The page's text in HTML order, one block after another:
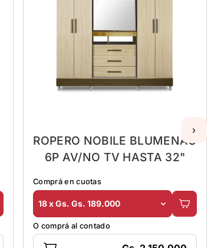
ROPERO NOBILE BLUMENAU
6P AV/NO TV HASTA 32"
Comprá en cuotas
18 x Gs. Gs. 189.000
O comprá al contado
›